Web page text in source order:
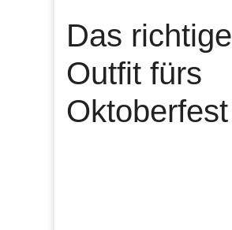
Das richtige
Outfit fürs
Oktoberfest